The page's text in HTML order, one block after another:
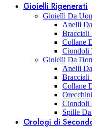
Gioielli Rigenerati
Gioielli Da
Anelli
Bracciali
Collane
Ciondoli
Gioielli Da
Anelli
Bracciali
Collane
Ciondoli
Spille
Orologi di